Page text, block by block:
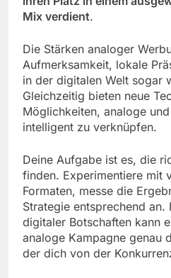
Mix verdient.
Die Stärken analoger
Aufmerksamkeit, lokale
in der digitalen Welt sogar
Gleichzeitig bieten neue
Möglichkeiten, analoge
intelligent zu verknüpfen.
Deine Aufgabe ist es, die
finden. Experimentiere mit
Formaten, messe die
Strategie entsprechend an.
digitaler Botschaften kann
analoge Kampagne genau
der dich von der